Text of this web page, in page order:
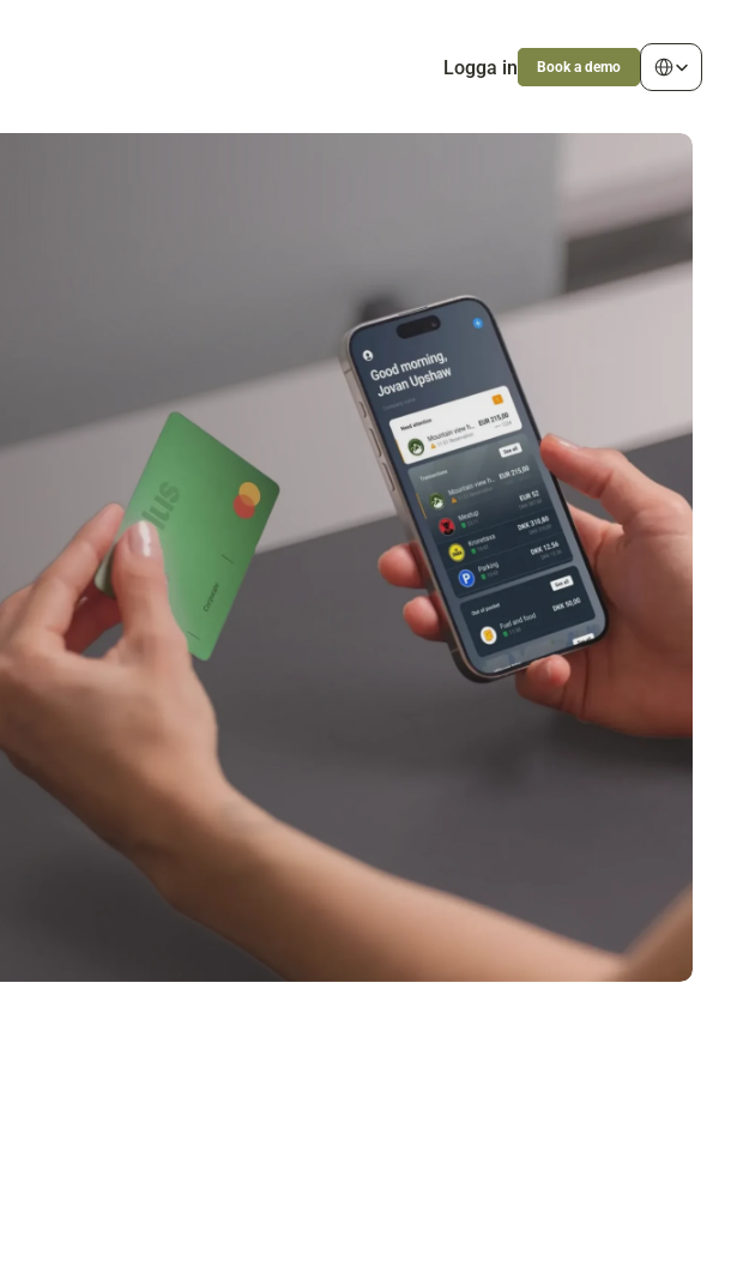
Logga in Book a demo
Select